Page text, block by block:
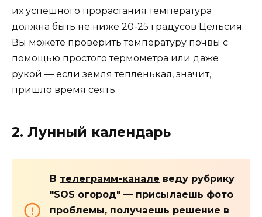
их успешного прорастания температура
должна быть не ниже 20-25 градусов Цельсия.
Вы можете проверить температуру почвы с
помощью простого термометра или даже
рукой — если земля тепленькая, значит,
пришло время сеять.
2. Лунный календарь
В телеграмм-канале веду рубрику
"SOS огород" — присылаешь фото
проблемы, получаешь решение в